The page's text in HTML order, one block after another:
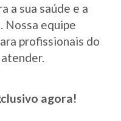
a sua saúde e a
Nossa equipe
profissionais do
agora!